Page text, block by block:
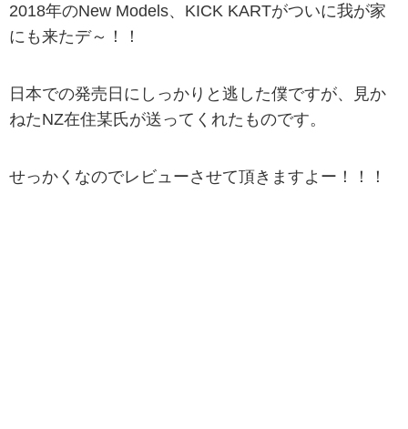
2018年のNew Models、KICK KARTがついに我が家
にも来たデ～！！
日本での発売日にしっかりと逃した僕ですが、見か
ねたNZ在住某氏が送ってくれたものです。
せっかくなのでレビューさせて頂きますよー！！！